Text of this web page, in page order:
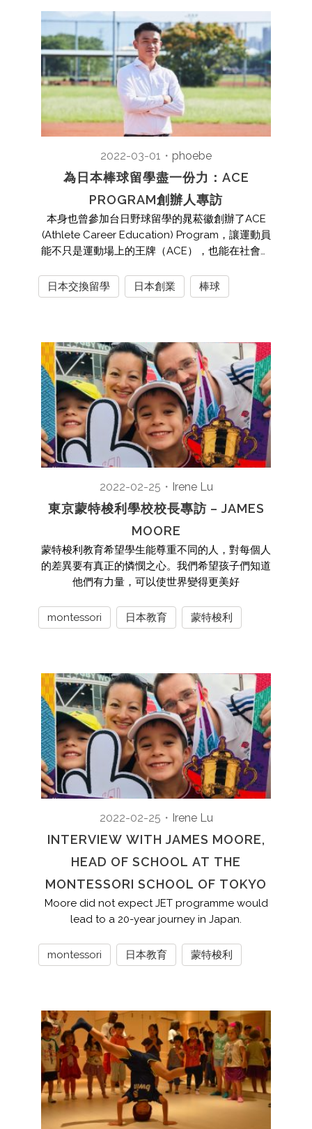
2022-03-01 ・ phoebe
為日本棒球留學盡一份力：ACE
PROGRAM創辦人專訪
本身也曾參加台日野球留學的晁菘徽創辦了ACE
(Athlete Career Education) Program，讓運動員
能不只是運動場上的王牌（ACE），也能在社會上
日本交換留學
日本創業 棒球
2022-02-25 ・ Irene Lu
東京蒙特梭利學校校長專訪 – JAMES
MOORE
蒙特梭利教育希望學生能尊重不同的人，對每個人
的差異要有真正的憐憫之心。我們希望孩子們知道
他們有力量，可以使世界變得更美好
montessori 日本教育 蒙特梭利
2022-02-25 ・ Irene Lu
INTERVIEW WITH JAMES MOORE,
HEAD OF SCHOOL AT THE
MONTESSORI SCHOOL OF TOKYO
Moore did not expect JET programme would
lead to a 20-year journey in Japan.
montessori 日本教育 蒙特梭利